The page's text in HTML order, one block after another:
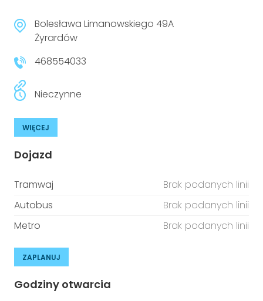
Bolesława Limanowskiego 49A
Żyrardów
468554033
Nieczynne
WIĘCEJ
Dojazd
Tramwaj
Brak podanych linii
Autobus
Brak podanych linii
Metro
Brak podanych linii
ZAPLANUJ
Godziny otwarcia